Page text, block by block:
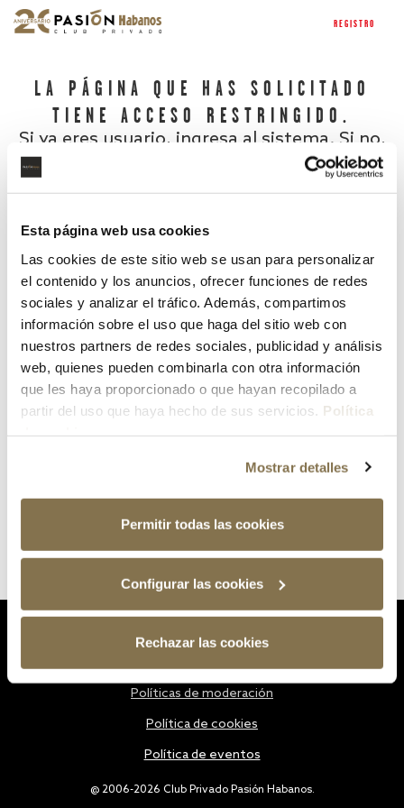
Esta página web usa cookies
Las cookies de este sitio web se usan para personalizar
el contenido y los anuncios, ofrecer funciones de redes
sociales y analizar el tráfico. Además, compartimos
información sobre el uso que haga del sitio web con
nuestros partners de redes sociales, publicidad y análisis
web, quienes pueden combinarla con otra información
que les haya proporcionado o que hayan recopilado a
partir del uso que haya hecho de sus servicios. Política
Mostrar detalles
Permitir todas las cookies
Configurar las cookies
Rechazar las cookies
REGISTRO
LA PÁGINA QUE HAS SOLICITADO
TIENE ACCESO RESTRINGIDO.
Si ya eres usuario, ingresa al sistema. Si no,
¿Has olvidado tu contraseña?
@ 2006-2026 Club Privado Pasión Habanos.
Políticas de moderación
Política de cookies
Política de eventos